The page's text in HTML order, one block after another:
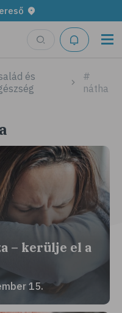
és
#
nátha
– kerülje el a
15.